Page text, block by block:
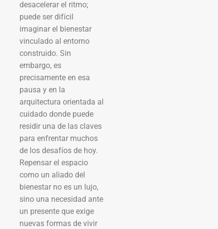
desacelerar el ritmo;
puede ser difícil
imaginar el bienestar
vinculado al entorno
construido. Sin
embargo, es
precisamente en esa
pausa y en la
arquitectura orientada al
cuidado donde puede
residir una de las claves
para enfrentar muchos
de los desafíos de hoy.
Repensar el espacio
como un aliado del
bienestar no es un lujo,
sino una necesidad ante
un presente que exige
nuevas formas de vivir